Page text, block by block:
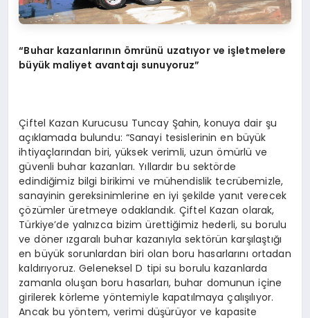
“Buhar kazanlarının ömrünü uzatıyor ve işletmelere
büyük maliyet avantajı sunuyoruz”
Çiftel Kazan Kurucusu Tuncay Şahin, konuya dair şu
açıklamada bulundu: “Sanayi tesislerinin en büyük
ihtiyaçlarından biri, yüksek verimli, uzun ömürlü ve
güvenli buhar kazanları. Yıllardır bu sektörde
edindiğimiz bilgi birikimi ve mühendislik tecrübemizle,
sanayinin gereksinimlerine en iyi şekilde yanıt verecek
çözümler üretmeye odaklandık. Çiftel Kazan olarak,
Türkiye’de yalnızca bizim ürettiğimiz hederli, su borulu
ve döner ızgaralı buhar kazanıyla sektörün karşılaştığı
en büyük sorunlardan biri olan boru hasarlarını ortadan
kaldırıyoruz. Geleneksel D tipi su borulu kazanlarda
zamanla oluşan boru hasarları, buhar domunun içine
girilerek körleme yöntemiyle kapatılmaya çalışılıyor.
Ancak bu yöntem, verimi düşürüyor ve kapasite